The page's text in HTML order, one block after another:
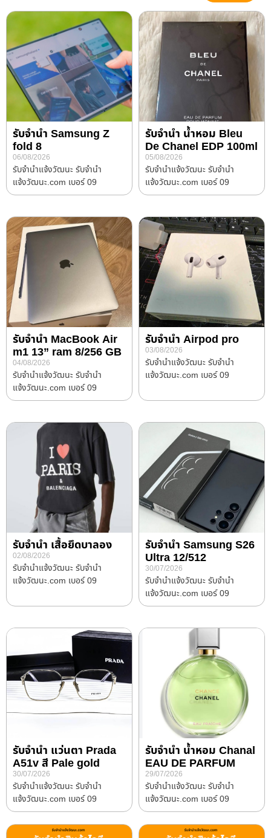
รับจำนำ Samsung Z
fold 8
06/08/2026
รับจํานําแจ้งวัฒนะ รับจํานํา
แจ้งวัฒนะ.com เบอร์ 09
รับจำนำ น้ำหอม Bleu
De Chanel EDP 100ml
05/08/2026
รับจํานําแจ้งวัฒนะ รับจํานํา
แจ้งวัฒนะ.com เบอร์ 09
รับจำนำ MacBook Air
m1 13” ram 8/256 GB
04/08/2026
รับจํานําแจ้งวัฒนะ รับจํานํา
แจ้งวัฒนะ.com เบอร์ 09
รับจำนำ Airpod pro
03/08/2026
รับจํานําแจ้งวัฒนะ รับจํานํา
แจ้งวัฒนะ.com เบอร์ 09
รับจำนำ เสื้อยึดบาลอง
02/08/2026
รับจํานําแจ้งวัฒนะ รับจํานํา
แจ้งวัฒนะ.com เบอร์ 09
รับจำนำ Samsung S26
Ultra 12/512
30/07/2026
รับจํานําแจ้งวัฒนะ รับจํานํา
แจ้งวัฒนะ.com เบอร์ 09
รับจำนำ แว่นตา Prada
A51v สี Pale gold
30/07/2026
รับจํานําแจ้งวัฒนะ รับจํานํา
แจ้งวัฒนะ.com เบอร์ 09
รับจำนำ น้ำหอม Chanal
EAU DE PARFUM
29/07/2026
รับจํานําแจ้งวัฒนะ รับจํานํา
แจ้งวัฒนะ.com เบอร์ 09